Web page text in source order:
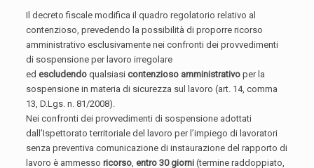
Il decreto fiscale modifica il quadro regolatorio relativo al
contenzioso, prevedendo la possibilità di proporre ricorso
amministrativo esclusivamente nei confronti dei provvedimenti
di sospensione per lavoro irregolare
edescludendo qualsiasicontenzioso amministrativo per la
sospensione in materia di sicurezza sul lavoro (art. 14, comma
13, D.Lgs. n. 81/2008).
Nei confronti dei provvedimenti di sospensione adottati
dall’Ispettorato territoriale del lavoro per l’impiego di lavoratori
senza preventiva comunicazione di instaurazione del rapporto di
lavoro è ammessoricorso,entro 30 giorni (termine raddoppiato,